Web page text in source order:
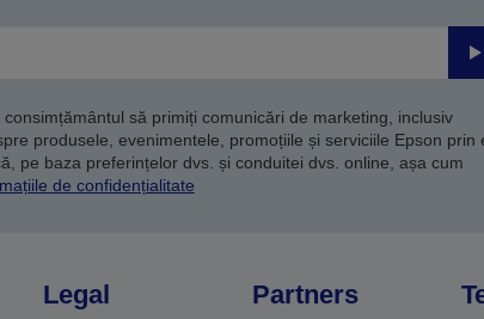
să primiți comunicări de marketing, inclusiv
produsele, evenimentele, promoțiile și serviciile Epson prin
pe baza preferințelor dvs. și conduitei dvs. online, așa cum
de confidențialitate
Legal Partners